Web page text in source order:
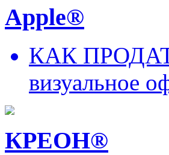
Apple®
КАК
визуальное
КРЕОН®